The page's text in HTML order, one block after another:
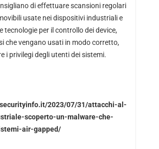
di effettuare scansioni regolari
usate nei dispositivi industriali e
tecnologie per il controllo dei device,
che vengano usati in modo corretto,
i privilegi degli utenti dei sistemi.
2023/07/31/attacchi-al-
scoperto-un-malware-che-
air-gapped/